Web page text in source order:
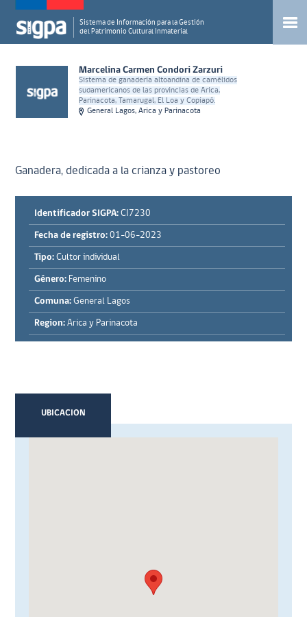
Sistema de Información para la Gestión
del Patrimonio Cultural Inmaterial
Marcelina Carmen Condori Zarzuri
Sistema de ganadería altoandina de camélidos
sudamericanos de las provincias de Arica,
Parinacota, Tamarugal, El Loa y Copiapó.
General Lagos, Arica y Parinacota
Ganadera, dedicada a la crianza y pastoreo
Identificador SIGPA: CI7230
Fecha de registro: 01-06-2023
Tipo: Cultor individual
Género: Femenino
Comuna: General Lagos
Region: Arica y Parinacota
UBICACION